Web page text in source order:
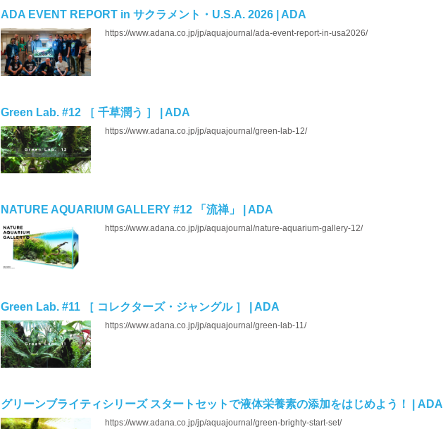
ADA EVENT REPORT in サクラメント・U.S.A. 2026 | ADA
https://www.adana.co.jp/jp/aquajournal/ada-event-report-in-usa2026/
Green Lab. #12 ［ 千草潤う ］ | ADA
https://www.adana.co.jp/jp/aquajournal/green-lab-12/
NATURE AQUARIUM GALLERY #12 「流禅」 | ADA
https://www.adana.co.jp/jp/aquajournal/nature-aquarium-gallery-12/
Green Lab. #11 ［ コレクターズ・ジャングル ］ | ADA
https://www.adana.co.jp/jp/aquajournal/green-lab-11/
グリーンブライティシリーズ スタートセットで液体栄養素の添加をはじめよう！ | ADA
https://www.adana.co.jp/jp/aquajournal/green-brighty-start-set/